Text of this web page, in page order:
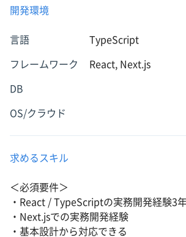
開発環境
言語 TypeScript
フレームワーク React, Next.js
DB
OS/クラウド
求めるスキル
＜必須要件＞
・React / TypeScriptの実務開発経験3
・Next.jsでの実務開発経験
・基本設計から対応できる